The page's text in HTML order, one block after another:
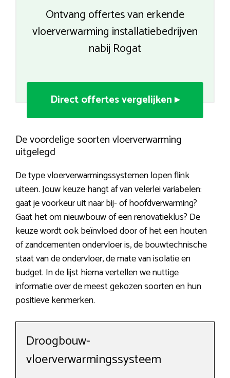
Ontvang offertes van erkende
vloerverwarming installatiebedrijven
nabij Rogat
Direct offertes vergelijken ▸
De voordelige soorten vloerverwarming
uitgelegd
De type vloerverwarmingssystemen lopen flink
uiteen. Jouw keuze hangt af van velerlei variabelen:
gaat je voorkeur uit naar bij- of hoofdverwarming?
Gaat het om nieuwbouw of een renovatieklus? De
keuze wordt ook beïnvloed door of het een houten
of zandcementen ondervloer is, de bouwtechnische
staat van de ondervloer, de mate van isolatie en
budget. In de lijst hierna vertellen we nuttige
informatie over de meest gekozen soorten en hun
positieve kenmerken.
Droogbouw-
vloerverwarmingssysteem